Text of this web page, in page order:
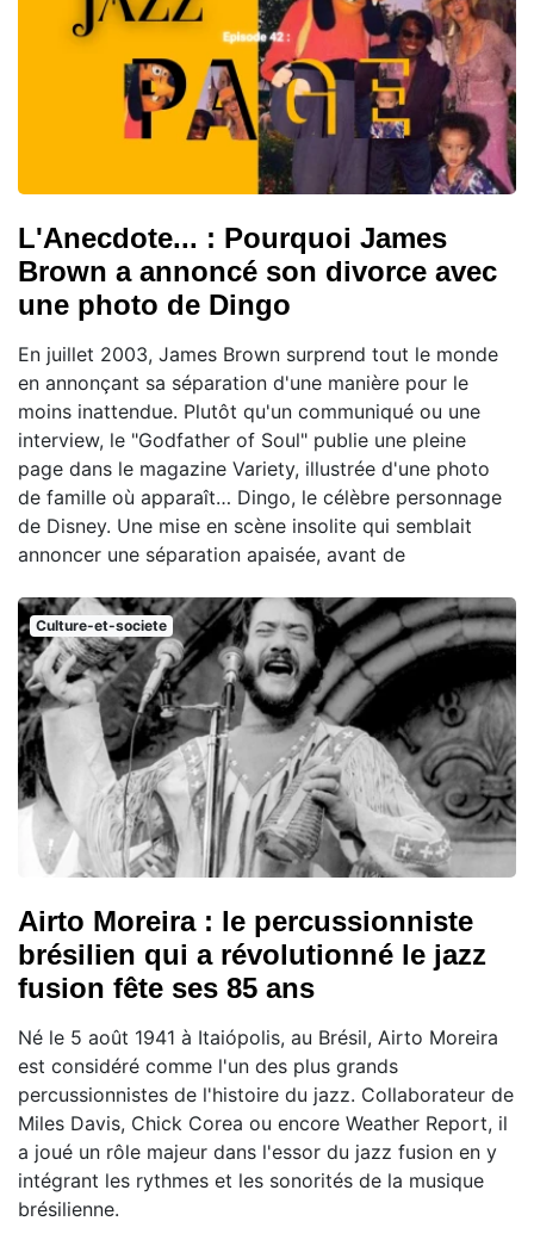
L'Anecdote... : Pourquoi James
Brown a annoncé son divorce avec
une photo de Dingo
En juillet 2003, James Brown surprend tout le monde
en annonçant sa séparation d'une manière pour le
moins inattendue. Plutôt qu'un communiqué ou une
interview, le "Godfather of Soul" publie une pleine
page dans le magazine Variety, illustrée d'une photo
de famille où apparaît… Dingo, le célèbre personnage
de Disney. Une mise en scène insolite qui semblait
annoncer une séparation apaisée, avant de
Culture-et-societe
Airto Moreira : le percussionniste
brésilien qui a révolutionné le jazz
fusion fête ses 85 ans
Né le 5 août 1941 à Itaiópolis, au Brésil, Airto Moreira
est considéré comme l'un des plus grands
percussionnistes de l'histoire du jazz. Collaborateur de
Miles Davis, Chick Corea ou encore Weather Report, il
a joué un rôle majeur dans l'essor du jazz fusion en y
intégrant les rythmes et les sonorités de la musique
brésilienne.